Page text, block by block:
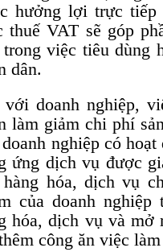
hưởng lợi trực tiếp
thuế VAT sẽ góp
trong việc tiêu dùng
dân.
doanh nghiệp,
làm giảm chi phí
nghiệp có
ứng dịch vụ được
hàng hóa, dịch vụ
của doanh
hóa, dịch vụ và mở
công ăn việc